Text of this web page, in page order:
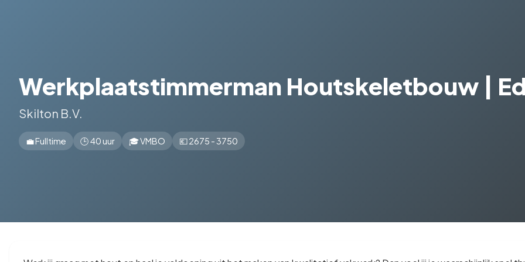
Werkplaatstimmerman Houtskeletbouw |
Skilton B.V.
💼 Fulltime 🕒 40 uur 🎓 VMBO 💶 2675 - 3750